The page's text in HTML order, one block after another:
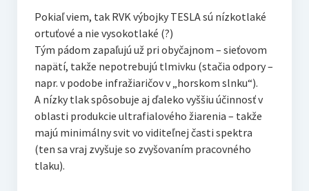
Pokiaľ viem, tak RVK výbojky TESLA sú nízkotlaké
ortuťové a nie vysokotlaké (?)
Tým pádom zapaľujú už pri obyčajnom – sieťovom
napätí, takže nepotrebujú tlmivku (stačia odpory –
napr. v podobe infražiaričov v „horskom slnku“).
A nízky tlak spôsobuje aj ďaleko vyššiu účinnosť v
oblasti produkcie ultrafialového žiarenia – takže
majú minimálny svit vo viditeľnej časti spektra
(ten sa vraj zvyšuje so zvyšovaním pracovného
tlaku).